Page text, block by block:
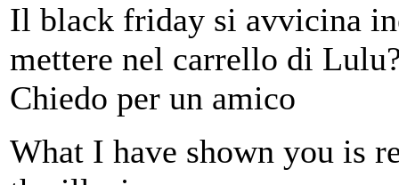
Il black friday si avvicina
mettere nel carrello di
Chiedo per un amico
What I have shown you is